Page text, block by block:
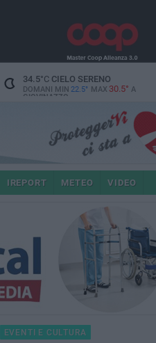
34.5°CCIELO SERENO
DOMANI MIN 22.5° MAX 30.5° A
GIOVINAZZO
IREPORT METEO VIDEO
EVENTI E CULTURA